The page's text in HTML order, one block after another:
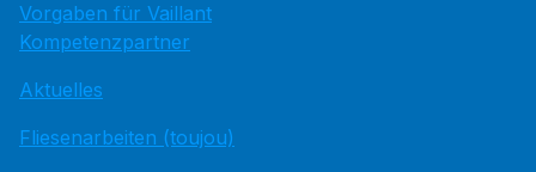
Vorgaben für Vaillant
Kompetenzpartner
Aktuelles
Fliesenarbeiten (toujou)